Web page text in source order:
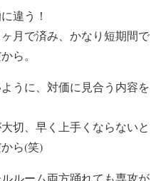
違う！
月で済み、かなり短期間で
ら。
うに、対価に見合う内容を
切、早く上手くならないと
ら(笑)
ルーム両方踊れても専攻が